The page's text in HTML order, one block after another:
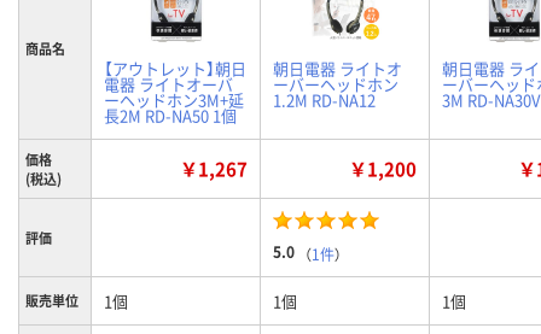
商品名
【アウトレット】朝日
電器 ライトオーバ
ーヘッドホン3M+延
長2M RD-NA50 1個
朝日電器 ライトオ
ーバーヘッドホン
1.2M RD-NA12
朝日電器 ラ
ーバーヘッド
3M RD-
価格
(税込)
￥1,267 ￥1,200
評価
5.0 （1件）
販売単位 1個 1個 1個